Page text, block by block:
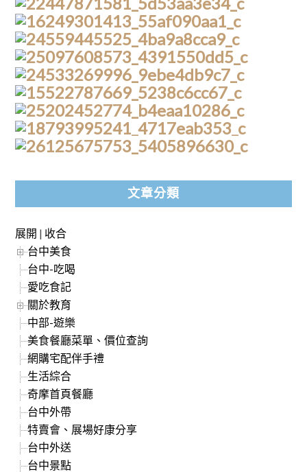
文章分類
展開 | 收合
台中美食
台中-吃喝
愛吃食記
關於教育
中部-遊樂
美食餐廳菜單、價位查詢
網購宅配伴手禮
生活綜合
奇摩首頁餐廳
台中外帶
特賣會、展場好康分享
台中外送
台中景點